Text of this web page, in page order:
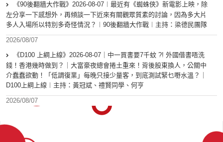
《90後翻牆大作戰》2026-08-07︱最近有《蜘蛛俠》新電影上映，除
左分享一下感想外，再傾談一下近來有關觀眾質素的討論，因為多大片
多人入場所以特別多奇怪情況？︱90後翻牆大作戰︱主持：梁德民團隊
2026/08/07
《D100 上綱上線》2026-08-07｜中一買書要7千蚊 ?! 外國借書唔洗
錢！香港幾時做到？｜大富豪夜總會捲土重來！背後股東換人，公關中
介蠢蠢欲動！「低調復業」每晚只接少量客，到底測試緊乜嘢水溫？｜
D100上綱上線︱主持：黃冠斌、禮賢同學、何亨
2026/08/07